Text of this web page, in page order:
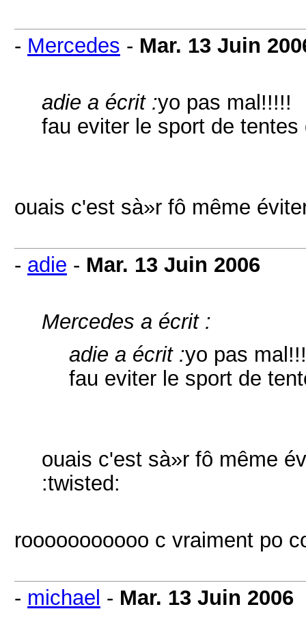
- Mercedes - Mar. 13 Juin
adie a écrit :yo pas mal!!!!!
fau eviter le sport de
ouais c'est sà»r fô même
- adie - Mar. 13 Juin 2006
Mercedes a écrit :
adie a écrit :yo pas
fau eviter le sport de
ouais c'est sà»r fô même
:twisted:
rooooooooooo c vraiment po
- michael - Mar. 13 Juin 2006